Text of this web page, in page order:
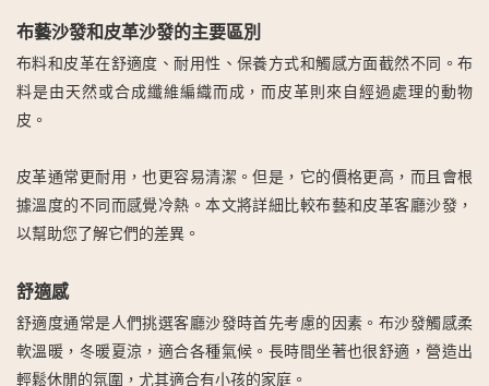
布藝沙發和皮革沙發的主要區別
布料和皮革在舒適度、耐用性、保養方式和觸感方面截然不同。布
料是由天然或合成纖維編織而成，而皮革則來自經過處理的動物
皮。
皮革通常更耐用，也更容易清潔。但是，它的價格更高，而且會根
據溫度的不同而感覺冷熱。本文將詳細比較布藝和皮革客廳沙發，
以幫助您了解它們的差異。
舒適感
舒適度通常是人們挑選客廳沙發時首先考慮的因素。布沙發觸感柔
軟溫暖，冬暖夏涼，適合各種氣候。長時間坐著也很舒適，營造出
輕鬆休閒的氛圍，尤其適合有小孩的家庭。